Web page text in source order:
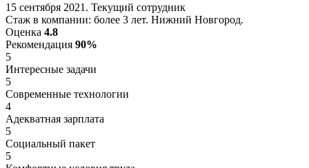
15 сентября 2021. Текущий сотрудник
Стаж в компании: более 3 лет. Нижний Новгород.
Оценка 4.8
Рекомендация 90%
5
Интересные задачи
5
Современные технологии
4
Адекватная зарплата
5
Социальный пакет
5